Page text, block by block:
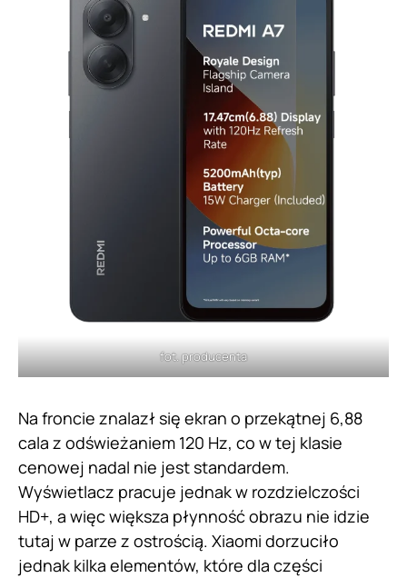
fot. producenta
Na froncie znalazł się ekran o przekątnej 6,88
cala z odświeżaniem 120 Hz, co w tej klasie
cenowej nadal nie jest standardem.
Wyświetlacz pracuje jednak w rozdzielczości
HD+, a więc większa płynność obrazu nie idzie
tutaj w parze z ostrością. Xiaomi dorzuciło
jednak kilka elementów, które dla części